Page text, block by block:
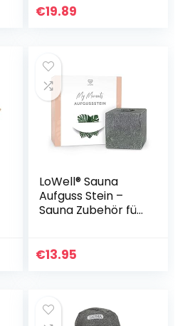
€19.89
LoWell® Sauna
Aufguss Stein –
Sauna Zubehör für
Mentholkristallen
Einzelkammer
€13.95